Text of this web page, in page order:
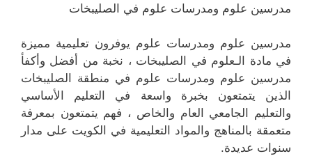
مدرسين علوم ومدرسات علوم في الصليبخات
مدرسين علوم ومدرسات علوم يوفرون تعليمية مميزة
في مادة الـعلوم في الصليبخات ، نخبة من أفضل وأكفأ
مدرسين علوم ومدرسات علوم في منطقة الصليبخات
الذين يتمتعون بخبرة واسعة في التعليم الأساسي
والتعليم الجامعي العام والخاص ، فهم يتمتعون بمعرفة
متعمقة بالمناهج والمواد التعليمية في الكويت على مدار
سنوات عديدة.